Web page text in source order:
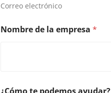
d
s
a
Correo electrónico
Nombre de la empresa *